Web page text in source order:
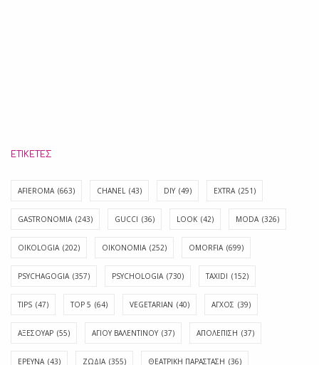
ΕΤΙΚΈΤΕΣ
AFIEROMA (663) CHANEL (43) DIY (49) EXTRA (251)
GASTRONOMIA (243) GUCCI (36) LOOK (42) MODA (326)
OIKOLOGIA (202) OIKONOMIA (252) OMORFIA (699)
PSYCHAGOGIA (357) PSYCHOLOGIA (730) TAXIDI (152)
TIPS (47) TOP 5 (64) VEGETARIAN (40) ΑΓΧΟΣ (39)
ΑΞΕΣΟΥΑΡ (55) ΑΓΊΟΥ ΒΑΛΕΝΤΊΝΟΥ (37) ΑΠΟΛΈΠΙΣΗ (37)
ΕΡΕΥΝΑ (43) ΖΩΔΙΑ (355) ΘΕΑΤΡΙΚΗ ΠΑΡΑΣΤΑΣΗ (36)